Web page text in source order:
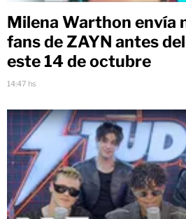
Milena Warthon envía
fans de ZAYN antes
este 14 de octubre
14:47 hs